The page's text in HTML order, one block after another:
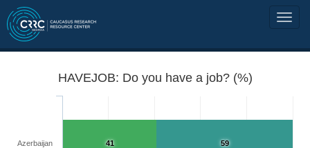
HAVEJOB: Do you have a job? (%)
59
41
Azerbaijan